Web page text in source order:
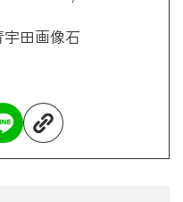
宇田画像石